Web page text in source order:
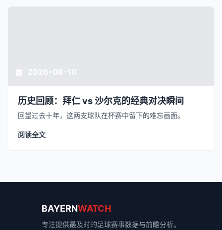
2026-08-10
历史回顾：拜仁 vs 沙尔克的经典对决瞬间
回望过去十年，这两支球队在杯赛中留下的难忘画面。
阅读全文
BAYERNWATCH
专注提供最及时的足球赛事数据与前瞻分析。